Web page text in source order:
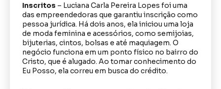
Inscritos – Luciana Carla Pereira Lopes foi uma
das empreendedoras que garantiu inscrição como
pessoa jurídica. Há dois anos, ela iniciou uma loja
de moda feminina e acessórios, como semijoias,
bijuterias, cintos, bolsas e até maquiagem. O
negócio funciona em um ponto físico no bairro do
Cristo, que é alugado. Ao tomar conhecimento do
Eu Posso, ela correu em busca do crédito.